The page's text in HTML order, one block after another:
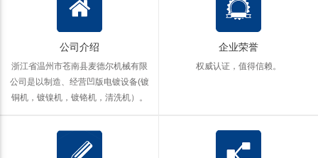
公司介绍
浙江省温州市苍南县麦德尔机械有限
公司是以制造、经营凹版电镀设备(镀
铜机，镀镍机，镀铬机，清洗机）。
企业荣誉
权威认证，值得信赖。